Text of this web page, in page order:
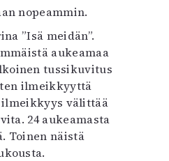
nopeammin.
”Isä meidän”.
aukeamaa
tussikuvitus
ilmeikkyyttä
välittää
24 aukeamasta
Toinen näistä